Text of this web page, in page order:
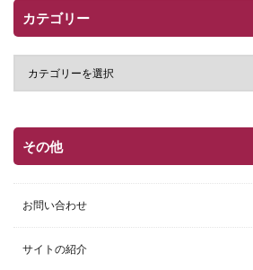
カテゴリー
その他
お問い合わせ
サイトの紹介